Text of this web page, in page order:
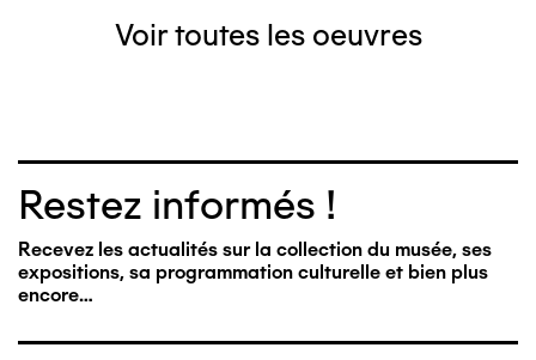
Voir toutes les oeuvres
Restez informés !
Recevez les actualités sur la collection du musée, ses
expositions, sa programmation culturelle et bien plus
encore…